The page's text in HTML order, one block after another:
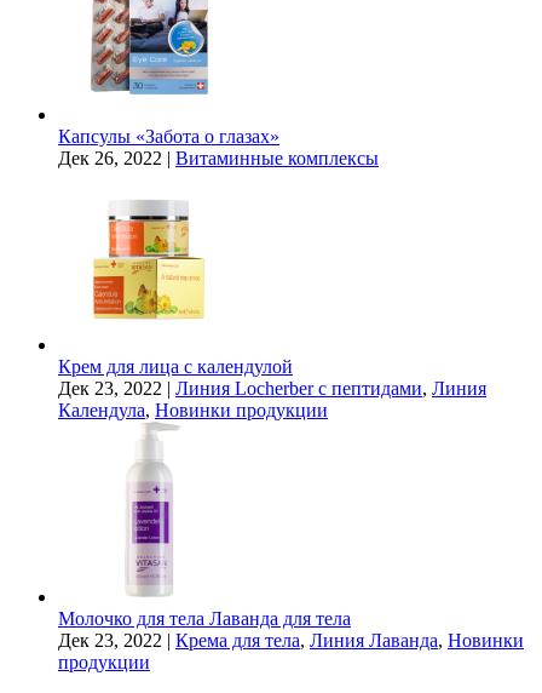
Капсулы «Забота о глазах»
Дек 26, 2022 | Витаминные комплексы
Крем для лица с календулой
Дек 23, 2022 | Линия Locherber с пептидами, Линия
Календула, Новинки продукции
Молочко для тела Лаванда для тела
Дек 23, 2022 | Крема для тела, Линия Лаванда, Новинки
продукции